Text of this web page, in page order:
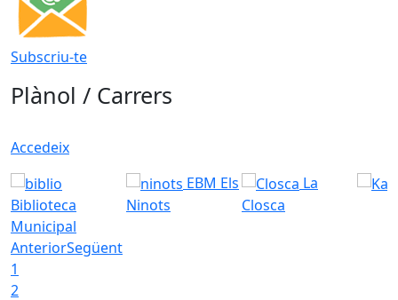
Subscriu-te
Plànol / Carrers
Accedeix
Biblioteca
Municipal
EBM Els
Ninots
La
Closca
AnteriorSegüent
1
2